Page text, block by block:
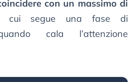
con un massimo di
segue una fase di
cala l’attenzione